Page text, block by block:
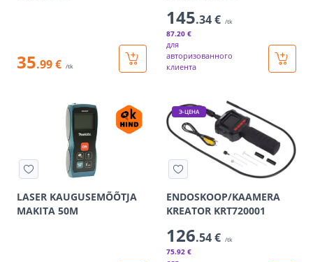
35.99 € /tk
145.34 € /tk
87.20 €
для
авторизованного
клиента
LASER KAUGUSEMÕÕTJA
MAKITA 50M
Э-ЦЕНА
ENDOSKOOP/KAAMERA
KREATOR KRT720001
126.54 € /tk
75.92 €